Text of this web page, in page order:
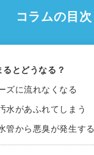
コラムの目次
とどうなる？
ズに流れなくなる
水があふれてしまう
管から悪臭が発生する